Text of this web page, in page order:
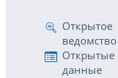
Открытое
ведомство
Открытые
данные